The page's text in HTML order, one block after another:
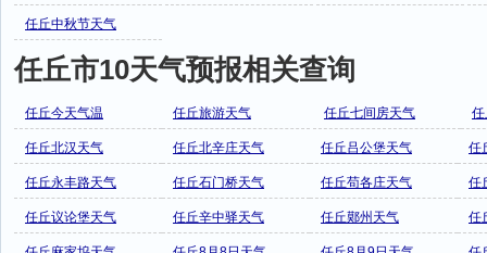
任丘中秋节天气
任丘市10天气预报相关查询
任丘今天气温 任丘旅游天气 任丘七间房天气
任丘北汉天气 任丘北辛庄天气 任丘吕公堡天气 任
任丘永丰路天气 任丘石门桥天气 任丘苟各庄天气 任
任丘议论堡天气 任丘辛中驿天气 任丘鄚州天气 任